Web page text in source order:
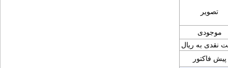
تصویر
موجودی
نقدی به ریال
پیش فاکتور